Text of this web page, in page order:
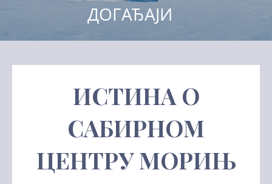
ДОГАЂАЈИ
ИСТИНА О
САБИРНОМ
ЦЕНТРУ МОРИЊ